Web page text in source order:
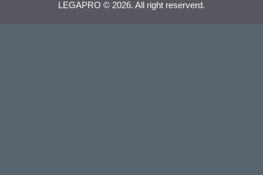
LEGAPRO © 2026. All right reserverd.